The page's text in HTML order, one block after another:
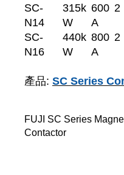
SC-
N14
315k
W
600
A
2
SC-
N16
440k
W
800
A
2
產品: SC Series
FUJI SC Series
Contactor